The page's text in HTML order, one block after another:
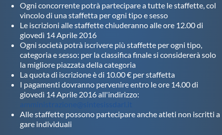
Ogni concorrente potrà partecipare a tutte le staffette, col
vincolo di una staffetta per ogni tipo e sesso
Le iscrizioni alle staffette chiuderanno alle ore 12.00 di
giovedì 14 Aprile 2016
Ogni società potrà iscrivere più staffette per ogni tipo,
categoria e sesso: per la classifica finale si considererà solo
la migliore piazzata della categoria
La quota di iscrizione è di 10.00 € per staffetta
I pagamenti dovranno pervenire entro le ore 14.00 di
giovedì 14 Aprile 2016 all'indirizzo:
amministrazione@sintesissdarl.it
Alle staffette possono partecipare anche atleti non iscritti a
gare individuali